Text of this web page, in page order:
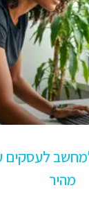
לעסקים
מהיר